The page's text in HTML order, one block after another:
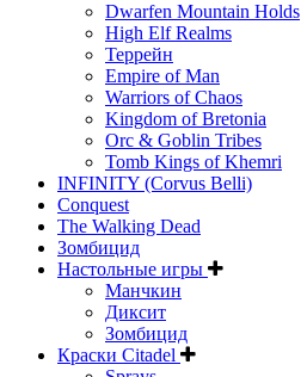
Dwarfen Mountain Holds
High Elf Realms
Террейн
Empire of Man
Warriors of Chaos
Kingdom of Bretonia
Orc & Goblin Tribes
Tomb Kings of Khemri
INFINITY (Corvus Belli)
Conquest
The Walking Dead
Зомбицид
Настольные игры
Манчкин
Диксит
Зомбицид
Краски Citadel